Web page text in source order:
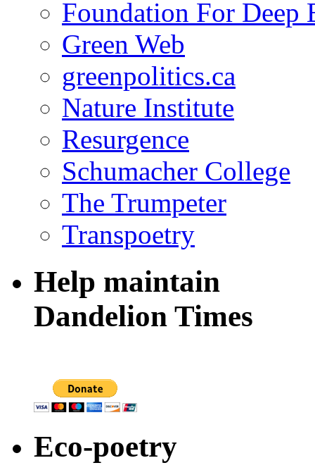
Foundation For Deep
Green Web
greenpolitics.ca
Nature Institute
Resurgence
Schumacher College
The Trumpeter
Transpoetry
Help maintain
Dandelion Times
Eco-poetry